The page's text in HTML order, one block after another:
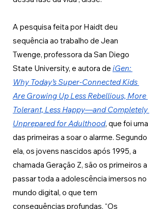
A pesquisa feita por Haidt deu
sequência ao trabalho de Jean
Twenge, professora da San Diego
State University, e autora de iGen:
Why Today’s Super-Connected Kids
Are Growing Up Less Rebellious, More
Tolerant, Less Happy—and Completely
Unprepared for Adulthood, que foi uma
das primeiras a soar o alarme. Segundo
ela, os jovens nascidos após 1995, a
chamada Geração Z, são os primeiros a
passar toda a adolescência imersos no
mundo digital, o que tem
consequências profundas. “Os